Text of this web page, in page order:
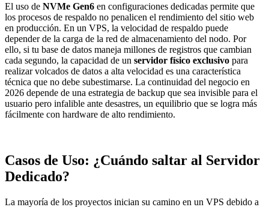
El uso de NVMe Gen6 en configuraciones dedicadas permite que
los procesos de respaldo no penalicen el rendimiento del sitio web
en producción. En un VPS, la velocidad de respaldo puede
depender de la carga de la red de almacenamiento del nodo. Por
ello, si tu base de datos maneja millones de registros que cambian
cada segundo, la capacidad de un servidor físico exclusivo para
realizar volcados de datos a alta velocidad es una característica
técnica que no debe subestimarse. La continuidad del negocio en
2026 depende de una estrategia de backup que sea invisible para el
usuario pero infalible ante desastres, un equilibrio que se logra más
fácilmente con hardware de alto rendimiento.
Casos de Uso: ¿Cuándo saltar al Servidor
Dedicado?
La mayoría de los proyectos inician su camino en un VPS debido a